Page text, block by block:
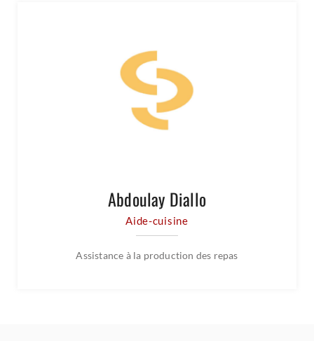
Abdoulay Diallo
Aide-cuisine
Assistance à la production des repas